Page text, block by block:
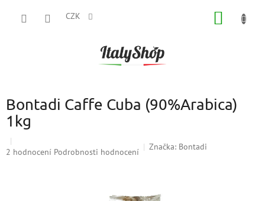
CZK
Bontadi Caffe Cuba (90%Arabica)
1kg
Průměrné
2 hodnocení Podrobnosti hodnocení
Značka: Bontadi